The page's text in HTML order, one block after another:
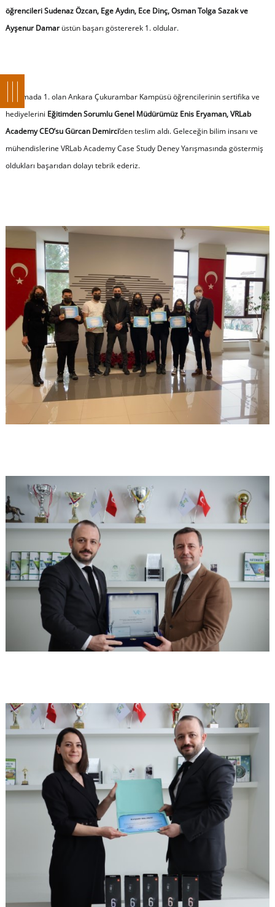
öğrencileri Sudenaz Özcan, Ege Aydın, Ece Dinç, Osman Tolga Sazak ve
Ayşenur Damarüstün başarı göstererek 1. oldular.
Yarışmada 1. olan Ankara Çukurambar Kampüsü öğrencilerinin sertifika ve
hediyelerini Eğitimden Sorumlu Genel Müdürümüz Enis Eryaman, VRLab
Academy CEO’su Gürcan Demirci’den teslim aldı. Geleceğin bilim insanı ve
mühendislerine VRLab Academy Case Study Deney Yarışmasında göstermiş
oldukları başarıdan dolayı tebrik ederiz.